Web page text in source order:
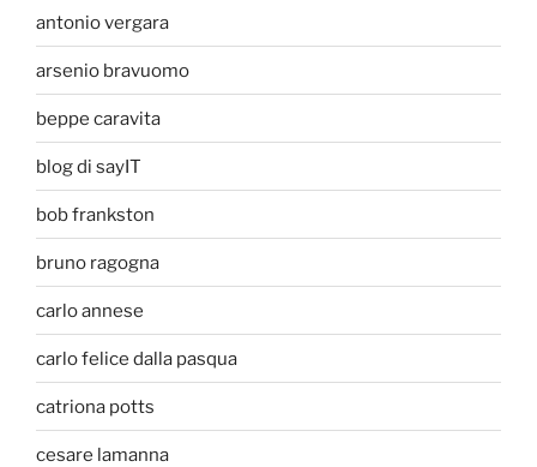
antonio vergara
arsenio bravuomo
beppe caravita
blog di sayIT
bob frankston
bruno ragogna
carlo annese
carlo felice dalla pasqua
catriona potts
cesare lamanna